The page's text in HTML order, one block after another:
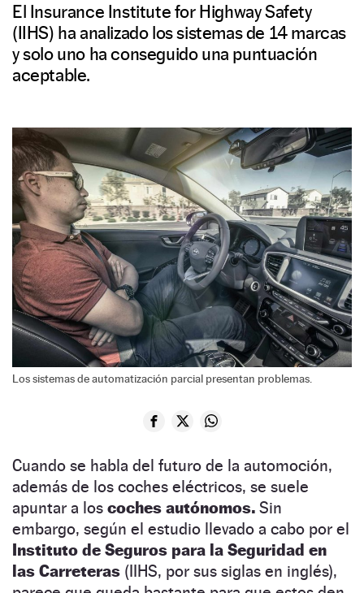
El Insurance Institute for Highway Safety
(IIHS) ha analizado los sistemas de 14 marcas
y solo uno ha conseguido una puntuación
aceptable.
Los sistemas de automatización parcial presentan problemas.
Cuando se habla del futuro de la automoción,
además de los coches eléctricos, se suele
apuntar a los coches autónomos. Sin
embargo, según el estudio llevado a cabo por el
Instituto de Seguros para la Seguridad en
las Carreteras (IIHS, por sus siglas en inglés),